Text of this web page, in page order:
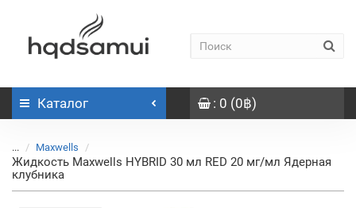
Каталог : 0 (0฿)
... Maxwells
Жидкость Maxwells HYBRID 30 мл RED 20 мг/мл Ядерная
клубника